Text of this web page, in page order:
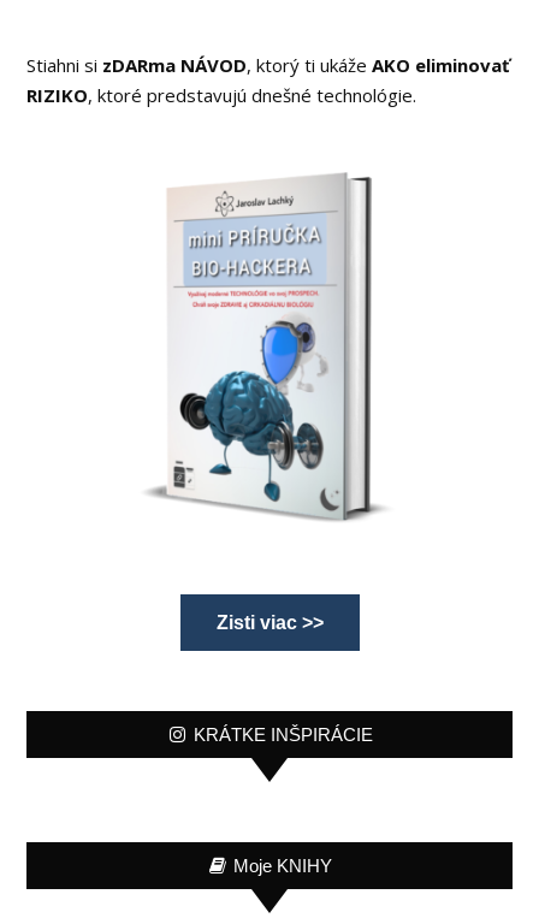
Stiahni si zDARma NÁVOD, ktorý ti ukážeAKO eliminovať
RIZIKO, ktoré predstavujú dnešné technológie.
Zisti viac >>
KRÁTKE INŠPIRÁCIE
Moje KNIHY